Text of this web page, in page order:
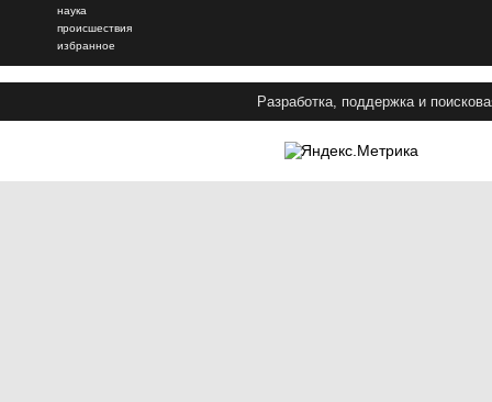
наука
происшествия
избранное
Разработка, поддержка и